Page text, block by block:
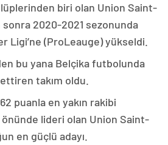
biri olan Union Saint-
sonra 2020-2021 sezonunda
Ligi’ne (ProLeauge) yükseldi.
bu yana Belçika futbolunda
takım oldu.
puanla en yakın rakibi
önünde lideri olan Union Saint-
en güçlü adayı.